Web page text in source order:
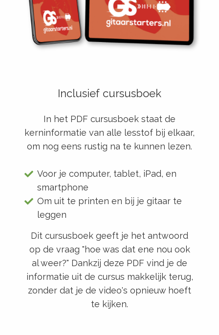
Inclusief cursusboek
In het PDF cursusboek staat de
kerninformatie van alle lesstof bij elkaar,
om nog eens rustig na te kunnen lezen.
Voor je computer, tablet, iPad, en
smartphone
Om uit te printen en bij je gitaar te
leggen
Dit cursusboek geeft je het antwoord
op de vraag "hoe was dat ene nou ook
al weer?" Dankzij deze PDF vind je de
informatie uit de cursus makkelijk terug,
zonder dat je de video's opnieuw hoeft
te kijken.